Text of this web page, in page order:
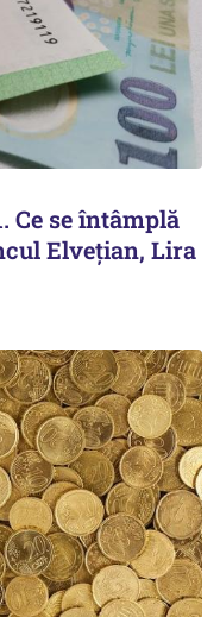
Ce se întâmplă
Elvețian, Lira